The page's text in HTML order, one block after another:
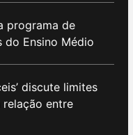
programa de
do Ensino Médio
discute limites
entre